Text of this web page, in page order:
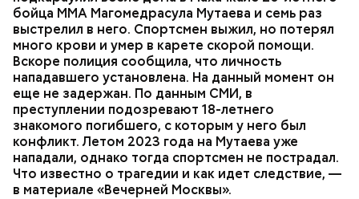
бойца ММА Магомедрасула Мутаева и семь раз
выстрелил в него. Спортсмен выжил, но потерял
много крови и умер в карете скорой помощи.
Вскоре полиция сообщила, что личность
нападавшего установлена. На данный момент он
еще не задержан. По данным СМИ, в
преступлении подозревают 18-летнего
знакомого погибшего, с которым у него был
конфликт. Летом 2023 года на Мутаева уже
нападали, однако тогда спортсмен не пострадал.
Что известно о трагедии и как идет следствие, —
в материале «Вечерней Москвы».
пострадавший умер по пути в больницу.